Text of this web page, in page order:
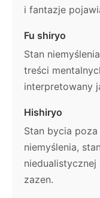
i fantazje
Fu shiryo
Stan
treści
interpretowany
Hishiryo
Stan bycia
niemyślenia,
zazen.